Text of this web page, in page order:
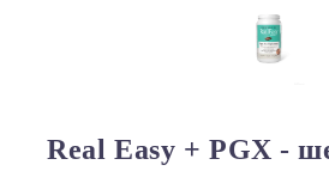
Real Easy + PGX -